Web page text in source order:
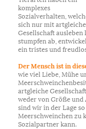
komplexes
Sozialverhalten,
sich nur mit
Gesellschaft
stumpfen ab,
ein tristes und
Der Mensch ist in
wie viel Liebe, Mühe
artgleiche
weder von Größe und
sind wir in der Lage
Meerschweinchen zu
Sozialpartner kann.